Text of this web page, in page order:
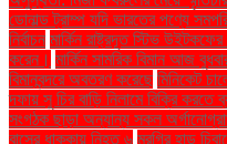
ডোনাল্ড ট্রাম্প যদি ভারতের পণ্যে
নির্বাচন মার্কিন রাষ্ট্রদূত স্টিভ
করেন। মার্কিন সামরিক বিমান আজ
বিমানবন্দরে অবতরণ করেছে মিনিকেট
দফায় সু চির বাড়ি নিলামে বিক্রি করতে
সংগঠক ছাড়া অন্যান্য সকল
বাসের ধাক্কায় নিহত ৬ মুরগির হাড়